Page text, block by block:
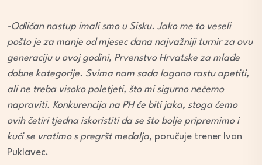
-Odličan nastup imali smo u Sisku. Jako me to veseli
pošto je za manje od mjesec dana najvažniji turnir za ovu
generaciju u ovoj godini, Prvenstvo Hrvatske za mlađe
dobne kategorije. Svima nam sada lagano rastu apetiti,
ali ne treba visoko poletjeti, što mi sigurno nećemo
napraviti. Konkurencija na PH će biti jaka, stoga ćemo
ovih četiri tjedna iskoristiti da se što bolje pripremimo i
kući se vratimo s pregršt medalja, poručuje trener Ivan
Puklavec.